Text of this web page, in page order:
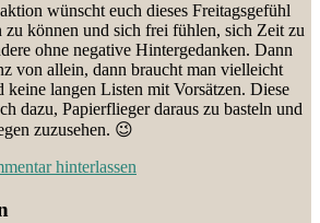
wünscht euch dieses Freitagsgefühl
zu können und sich frei fühlen, sich Zeit zu
ohne negative Hintergedanken. Dann
von allein, dann braucht man vielleicht
keine langen Listen mit Vorsätzen. Diese
dazu, Papierflieger daraus zu basteln und
zuzusehen. 😉
hinterlassen